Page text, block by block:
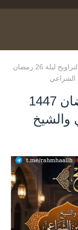
صلاة التراويح ليلة 26 رمضان
صلاة التراويح ليلة 26 رمضان 1447